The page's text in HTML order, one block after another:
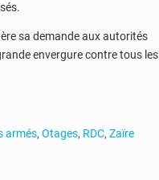
sa demande aux autorités
envergure contre tous les
armés, Otages, RDC, Zaïre